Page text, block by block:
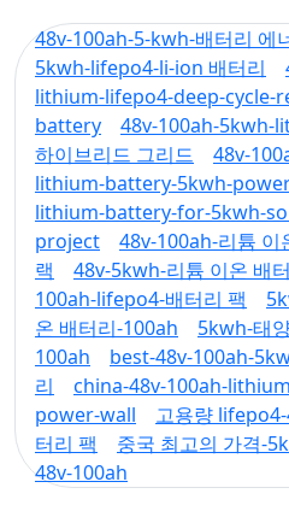
48v-100ah-5-kwh-배터리 에
5kwh-lifepo4-li-ion 배터리
lithium-lifepo4-deep-cycle-
battery
48v-100ah-5kwh-
하이브리드 그리드
48v-
lithium-battery-5kwh-
lithium-battery-for-5kwh-
project
48v-100ah-리튬
랙
48v-5kwh-리튬 이온 배
100ah-lifepo4-배터리 팩
온 배터리-100ah
5kwh-태
100ah
best-48v-100ah-
리
china-48v-100ah-
power-wall
고용량
터리 팩
중국 최고의 가격-
48v-100ah